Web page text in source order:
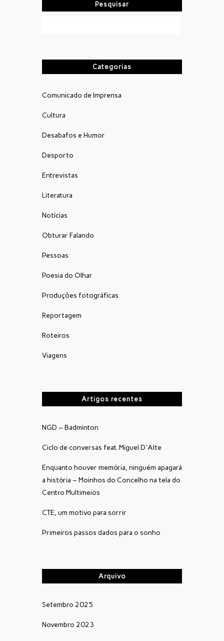
Pesquisar
Categorias
Comunicado de Imprensa
Cultura
Desabafos e Humor
Desporto
Entrevistas
Literatura
Notícias
Obturar Falando
Pessoas
Poesia do Olhar
Produções fotográficas
Reportagem
Roteiros
Viagens
Artigos recentes
NGD – Badminton
Ciclo de conversas feat. Miguel D´Alte
Enquanto houver memória, ninguém apagará
a história – Moinhos do Concelho na tela do
Centro Multimeios
CTE, um motivo para sorrir
Primeiros passos dados para o sonho
Arquivo
Setembro 2025
Novembro 2023